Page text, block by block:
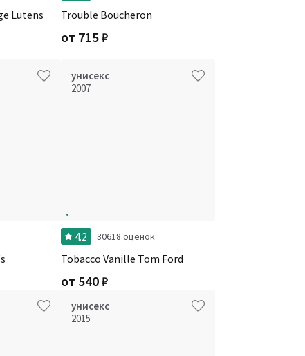
Lutens Trouble Boucheron
от 715₽
унисекс
2007
4.2 30618 оценок
Tobacco Vanille Tom Ford
от 540₽
унисекс
2015